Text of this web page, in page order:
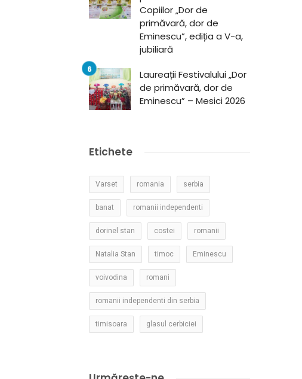
Copiilor „Dor de
primăvară, dor de
Eminescu”, ediția a V-a,
jubiliară
Laureații Festivalului „Dor
de primăvară, dor de
Eminescu” – Mesici 2026
Etichete
Varset romania serbia
banat romanii independenti
dorinel stan costei romanii
Natalia Stan timoc Eminescu
voivodina romani
romanii independenti din serbia
timisoara glasul cerbiciei